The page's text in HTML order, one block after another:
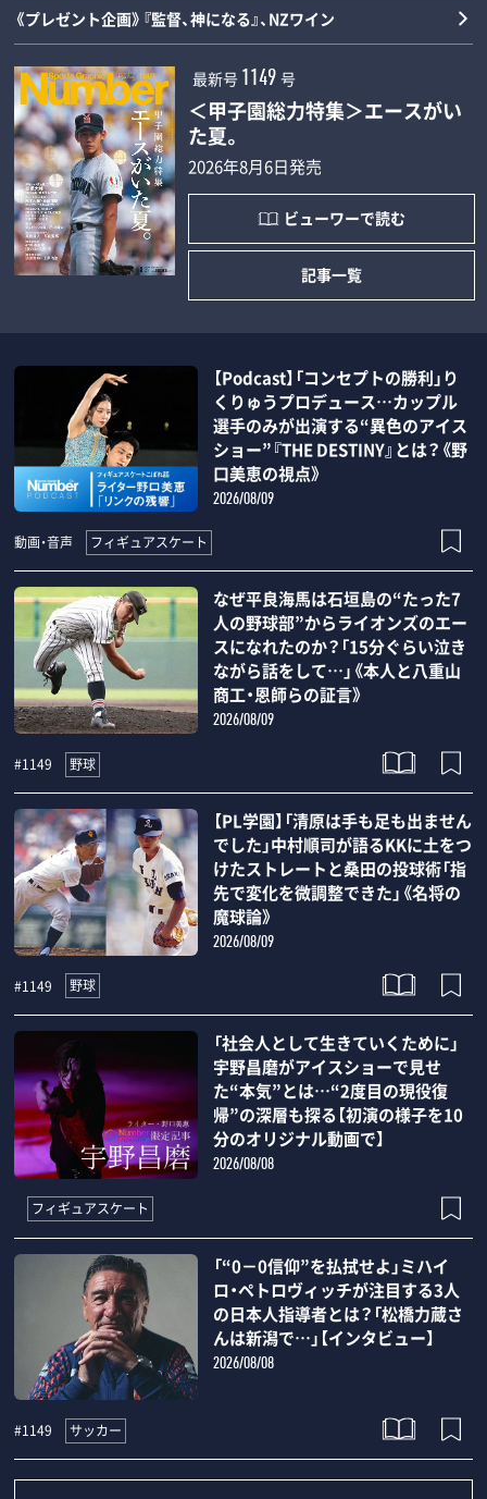
《プレゼント企画》『監督、神になる』、NZワイン
最新号 1149 号
＜甲子園総力特集＞エースがい
た夏。
2026年8月6日発売
ビューワーで読む
記事一覧
【Podcast】「コンセプトの勝利」り
くりゅうプロデュース…カップル
選手のみが出演する“異色のアイス
ショー”『THE DESTINY』とは？《野
口美恵の視点》
2026/08/09
動画・音声 フィギュアスケート
なぜ平良海馬は石垣島の“たった7
人の野球部”からライオンズのエー
スになれたのか？「15分ぐらい泣き
ながら話をして…」《本人と八重山
商工・恩師らの証言》
2026/08/09
#1149 野球
【PL学園】「清原は手も足も出ません
でした」中村順司が語るKKに土をつ
けたストレートと桑田の投球術「指
先で変化を微調整できた」《名将の
魔球論》
2026/08/09
#1149 野球
「社会人として生きていくために」
宇野昌磨がアイスショーで見せ
た“本気”とは…“2度目の現役復
帰”の深層も探る【初演の様子を10
分のオリジナル動画で】
2026/08/08
フィギュアスケート
「“0－0信仰”を払拭せよ」ミハイ
ロ・ペトロヴィッチが注目する3人
の日本人指導者とは？「松橋力蔵さ
んは新潟で…」【インタビュー】
2026/08/08
#1149 サッカー